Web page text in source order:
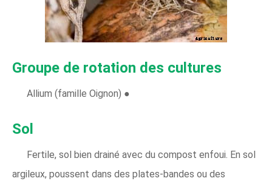
Groupe de rotation des cultures
Allium (famille Oignon) ●
Sol
Fertile, sol bien drainé avec du compost enfoui. En sol
argileux, poussent dans des plates-bandes ou des